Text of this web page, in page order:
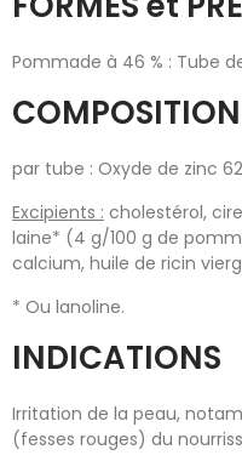
Pommade à 46 % : Tube
COMPOSITION
par tube : Oxyde de zinc
Excipients : cholestérol,
laine* (4 g/100 g de
calcium, huile de ricin
* Ou lanoline.
INDICATIONS
Irritation de la peau,
(fesses rouges) du